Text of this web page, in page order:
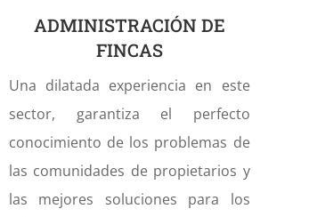
ADMINISTRACIÓN DE
FINCAS
Una dilatada experiencia en este
sector, garantiza el perfecto
conocimiento de los problemas de
las comunidades de propietarios y
las mejores soluciones para los